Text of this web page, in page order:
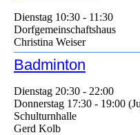
Dienstag 10:30 - 11:30
Dorfgemeinschaftshaus
Christina Weiser
Badminton
Dienstag 20:30 - 22:00
Donnerstag 17:30 - 19:00
Schulturnhalle
Gerd Kolb